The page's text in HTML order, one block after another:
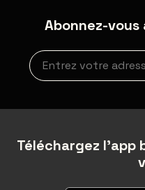
Abonnez-
Inscription à la
Téléchargez